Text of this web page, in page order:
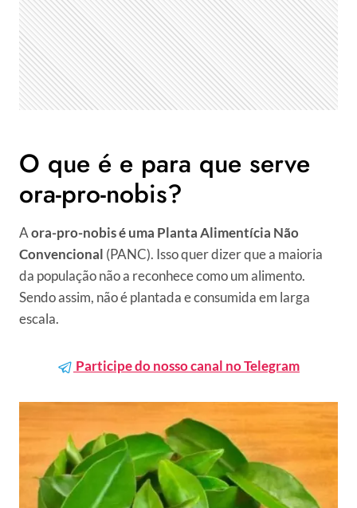
O que é e para que serve
ora-pro-nobis?
Aora-pro-nobis é uma Planta Alimentícia Não
Convencional (PANC). Isso quer dizer que a maioria
da população não a reconhece como um alimento.
Sendo assim, não é plantada e consumida em larga
escala.
Participe do nosso canal no Telegram